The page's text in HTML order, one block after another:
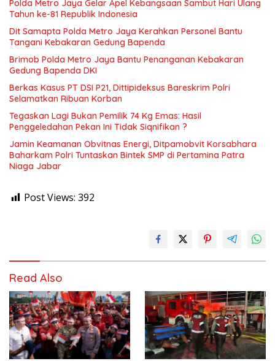
Polda Metro Jaya Gelar Apel Kebangsaan Sambut Hari Ulang
Tahun ke-81 Republik Indonesia
Dit Samapta Polda Metro Jaya Kerahkan Personel Bantu
Tangani Kebakaran Gedung Bapenda
Brimob Polda Metro Jaya Bantu Penanganan Kebakaran
Gedung Bapenda DKI
Berkas Kasus PT DSI P21, Dittipideksus Bareskrim Polri
Selamatkan Ribuan Korban
Tegaskan Lagi Bukan Pemilik 74 Kg Emas: Hasil
Penggeledahan Pekan Ini Tidak Siqnifikan ?
Jamin Keamanan Obvitnas Energi, Ditpamobvit Korsabhara
Baharkam Polri Tuntaskan Bintek SMP di Pertamina Patra
Niaga Jabar
Post Views: 392
Read Also